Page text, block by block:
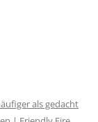
als gedacht